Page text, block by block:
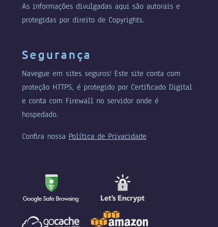
As informações divulgadas aqui são autorais e
protegidas por direito de Copyrights.
Segurança
Navegue em sites seguros! Este site conta com
proteção HTTPS, é protegido por Certificado Digital
e conta com Firewall no servidor onde é
hospedado.
Confira nossa Política de Privacidade